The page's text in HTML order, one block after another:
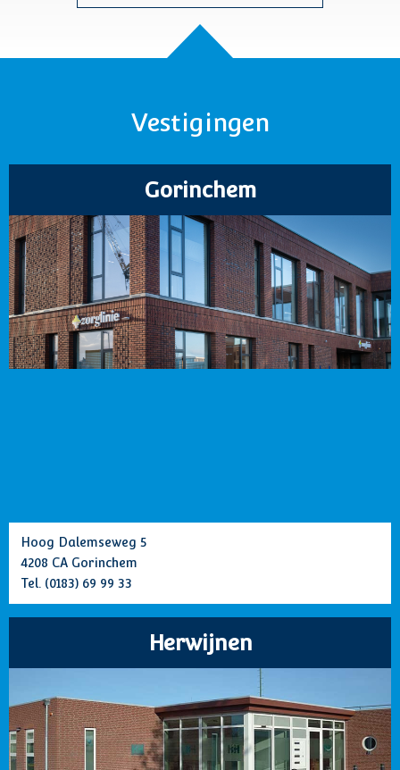
Vestigingen
Gorinchem
Hoog Dalemseweg 5
4208 CA Gorinchem
Tel. (0183) 69 99 33
Herwijnen